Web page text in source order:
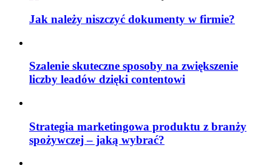
Jak należy niszczyć dokumenty w firmie?
Szalenie skuteczne sposoby na zwiększenie
liczby leadów dzięki contentowi
Strategia marketingowa produktu z branży
spożywczej – jaką wybrać?